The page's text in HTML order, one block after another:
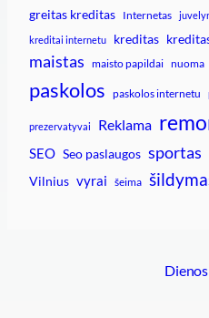
greitas kreditas Internetas
kreditai internetu kreditas
maistas maisto papildai nuoma
paskolos paskolos internetu
prezervatyvai Reklama
SEO Seo paslaugos sportas
Vilnius vyrai šeima